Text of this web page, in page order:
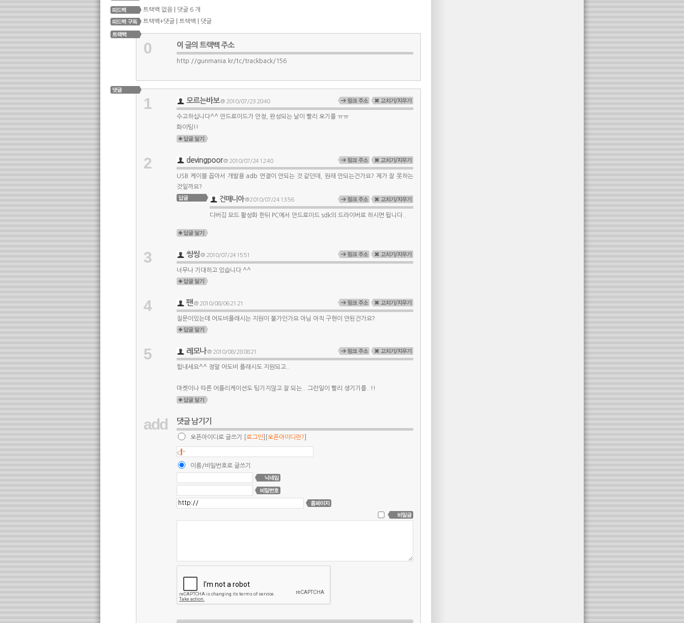
트랙백 없음
댓글 6 개
트랙백+댓글
트랙백 댓글
0 이 글의 트랙백 주소
http://gunmania.kr/tc/trackback/156
1 모르는바보@ 2010/07/23 20:40
수고하십니다^^ 안드로이드가 안정, 완성되는 날이 빨리 오기를 ㅠㅠ
화이팅!!
2 devingpoor@ 2010/07/24 12:40
USB 케이블 꼽아서 개발용 adb 연결이 안되는 것 같던데, 원래 안되는건가요? 제가 잘 못하는
것일까요?
건매니아@ 2010/07/24 13:56
디버깅 모드 활성화 한뒤 PC에서 안드로이드 sdk의 드라이버로 하시면 됩니다..
3 씽씽@ 2010/07/24 15:51
너무나 기대하고 있습니다 ^^
4 팬@ 2010/08/06 21:21
질문이있는데 어도비플래시는 지원이 불가인가요 아님 아직 구현이 안된건가요?
5 레모나@ 2010/08/28 08:21
힘내세요^^ 정말 어도비 플래시도 지원되고..
마켓이나 따른 어플리케이션도 팅기지않고 잘 되는.. 그런일이 빨리 생기기를..!!
add 댓글 남기기
오픈아이디로 글쓰기 로그인 오픈아이디란?
이름/비밀번호로 글쓰기